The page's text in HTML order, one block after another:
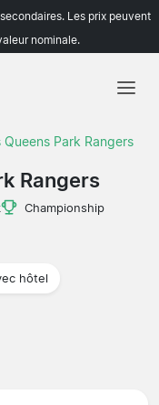
Les prix peuvent
nominale.
Park Rangers
Rangers
Championship
hôtel